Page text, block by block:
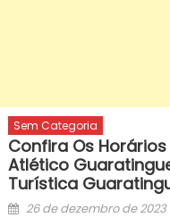
Sem Categoria
Confira Os
Atlético
Turística
Posted
26 de dezembro de 2023